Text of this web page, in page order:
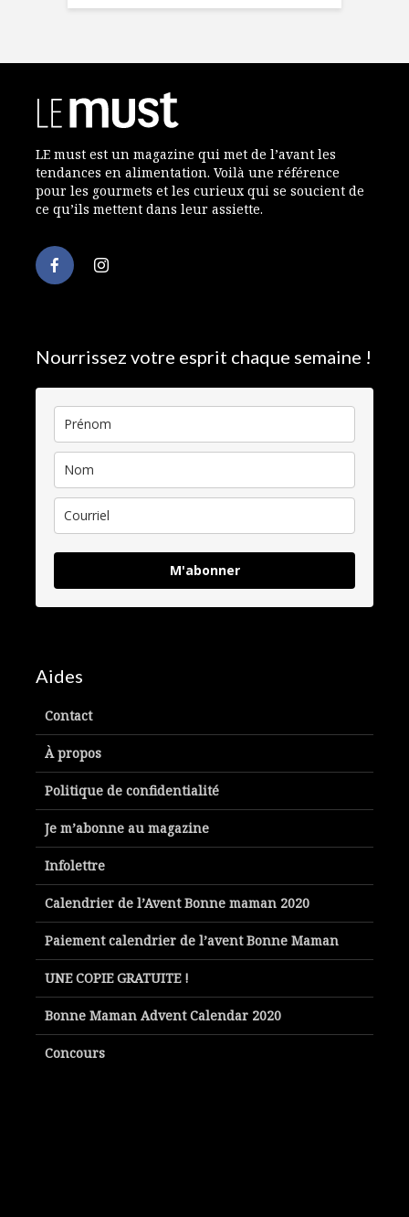
LE must est un magazine qui met de l’avant les
tendances en alimentation. Voilà une référence
pour les gourmets et les curieux qui se soucient de
ce qu’ils mettent dans leur assiette.
Nourrissez votre esprit chaque semaine !
M'abonner
Aides
Contact
À propos
Politique de confidentialité
Je m’abonne au magazine
Infolettre
Calendrier de l’Avent Bonne maman 2020
Paiement calendrier de l’avent Bonne Maman
UNE COPIE GRATUITE !
Bonne Maman Advent Calendar 2020
Concours